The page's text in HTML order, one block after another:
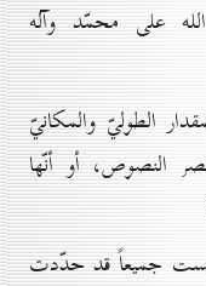
على محمّد وآله
الطوليّ والمكانيّ
النصوص، أو أنّها
جميعاً قد حدّدت